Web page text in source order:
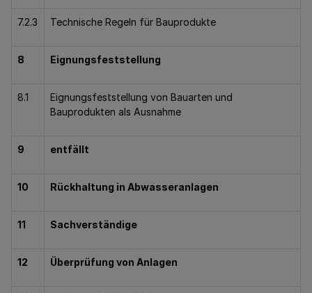
7.2.3 Technische Regeln für Bauprodukte
8 Eignungsfeststellung
8.1
Eignungsfeststellung von Bauarten und
Bauprodukten als Ausnahme
9 entfällt
10 Rückhaltung in Abwasseranlagen
11 Sachverständige
12 Überprüfung von Anlagen